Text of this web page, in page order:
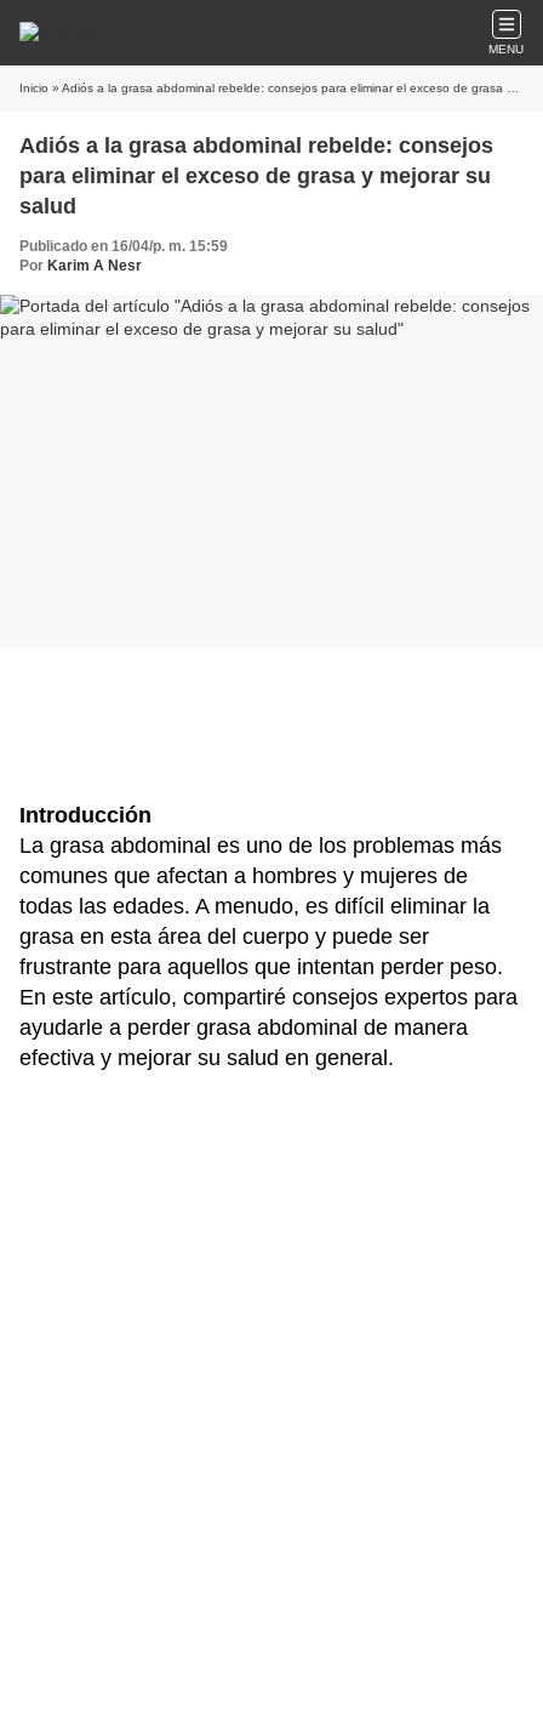
MENU
Inicio » Adiós a la grasa abdominal rebelde: consejos para eliminar el exceso de grasa y mejorar su salud
Adiós a la grasa abdominal rebelde: consejos
para eliminar el exceso de grasa y mejorar su
salud
Publicado en 16/04/p. m. 15:59
Por Karim A Nesr
Introducción
La grasa abdominal es uno de los problemas más
comunes que afectan a hombres y mujeres de
todas las edades. A menudo, es difícil eliminar la
grasa en esta área del cuerpo y puede ser
frustrante para aquellos que intentan perder peso.
En este artículo, compartiré consejos expertos para
ayudarle a perder grasa abdominal de manera
efectiva y mejorar su salud en general.